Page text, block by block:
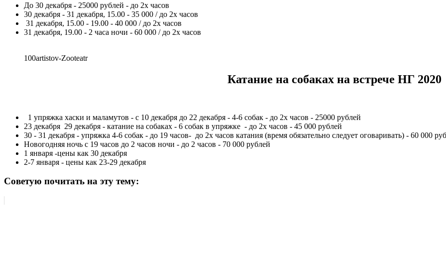
До 30 декабря - 25000 рублей - до 2х часов
30 декабря - 31 декабря, 15.00 - 35 000 / до 2х часов
31 декабря, 15.00 - 19.00 - 40 000 / до 2х часов
31 декабря, 19.00 - 2 часа ночи - 60 000 / до 2х часов
100artistov-Zooteatr
Катание на собаках на встрече НГ 2020
1 упряжка хаски и маламутов - с 10 декабря до 22 декабря - 4-6 собак - до 2х часов - 25000 рублей
23 декабря 29 декабря - катание на собаках - 6 собак в упряжке - до 2х часов - 45 000 рублей
30 - 31 декабря - упряжка 4-6 собак - до 19 часов- до 2х часов катания (время обязательно следует оговаривать) - 60 000
Новогодняя ночь с 19 часов до 2 часов ночи - до 2 часов - 70 000 рублей
1 января -цены как 30 декабря
2-7 января - цены как 23-29 декабря
Советую почитать на эту тему: